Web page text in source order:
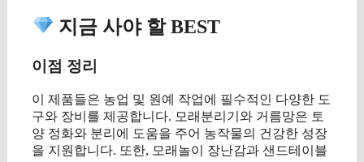
지금 사야 할 BEST
이점 정리
이 제품들은 농업 및 원예 작업에 필수적인 다양한 도
구와 장비를 제공합니다. 모래분리기와 거름망은 토
양 정화와 분리에 도움을 주어 농작물의 건강한 성장
을 지원합니다. 또한, 모래놀이 장난감과 샌드테이블